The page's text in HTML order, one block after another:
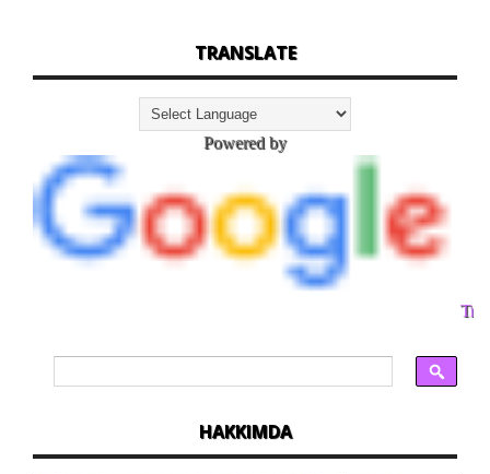
TRANSLATE
Powered by
HAKKIMDA